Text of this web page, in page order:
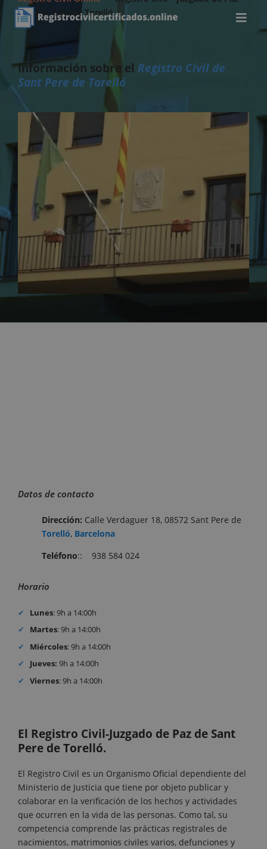
de Sant Pere de Torelló
Información sobre el Registro Civil de
Sant Pere de Torelló
Datos de contacto
Dirección: Calle Verdaguer 18, 08572 Sant Pere de
Torelló, Barcelona
Teléfono:: 938 584 024
Horario
Lunes: 9h a 14:00h
Martes: 9h a 14:00h
Miércoles: 9h a 14:00h
Jueves: 9h a 14:00h
Viernes: 9h a 14:00h
El Registro Civil-Juzgado de Paz de Sant
Pere de Torelló.
El Registro Civil es un Organismo Oficial dependiente del
Ministerio de Justicia que tiene por objeto publicar y
colaborar en la verificación de los hechos y actividades
que ocurren en la vida de las personas. Como tal, su
competencia comprende las prácticas registrales de
nacimientos, matrimonios civiles varios, defunciones y